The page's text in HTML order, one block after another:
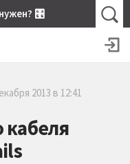
нужен? 🎛
2013 в 12:41
кабеля